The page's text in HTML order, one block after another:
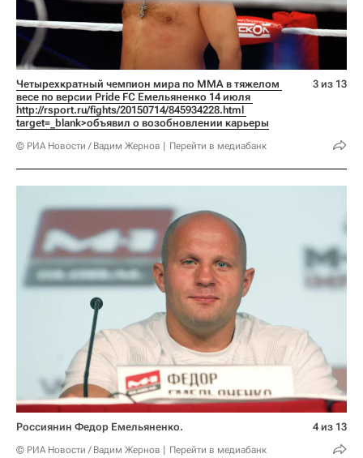
Четырехкратный чемпион мира по ММА в тяжелом
http://rsport.ru/fights/20150714/845934228.html
target=_blank>объявил о возобновлении карьеры
© РИА Новости / Вадим Жернов Перейти в медиабанк
3 из 13
Россиянин Федор Емельяненко.
© РИА Новости / Вадим Жернов Перейти в медиабанк
4 из 13